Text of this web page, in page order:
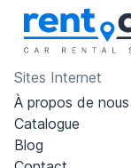
Sites Internet
À propos de nous
Catalogue
Blog